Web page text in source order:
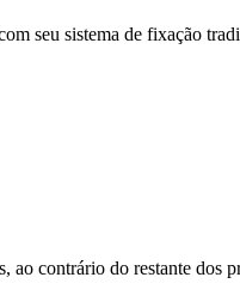
seu sistema de fixação
ao contrário do restante dos